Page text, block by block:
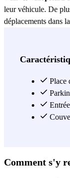
leur véhicule. De
déplacements dans
Voir plus
Place
Comment s'y